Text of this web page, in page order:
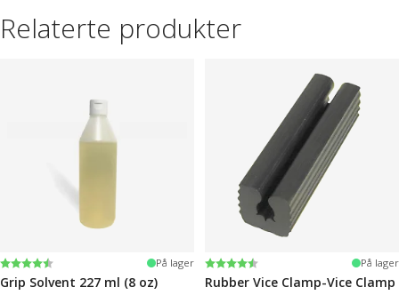
Relaterte produkter
Karakter:
4.6 av 5 mulige På lager
Grip Solvent 227 ml (8 oz)
Karakter:
4.6 av 5 mulige På lager
Rubber Vice Clamp-Vice Clamp